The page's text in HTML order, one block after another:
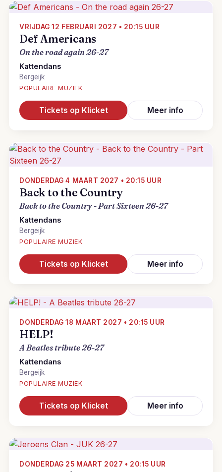
VRIJDAG 12 FEBRUARI 2027 • 20:15 UUR
Def Americans
On the road again 26-27
Kattendans
Bergeijk
POPULAIRE MUZIEK
Tickets op Klicket Meer info
DONDERDAG 4 MAART 2027 • 20:15 UUR
Back to the Country
Back to the Country - Part Sixteen 26-27
Kattendans
Bergeijk
POPULAIRE MUZIEK
Tickets op Klicket Meer info
DONDERDAG 18 MAART 2027 • 20:15 UUR
HELP!
A Beatles tribute 26-27
Kattendans
Bergeijk
POPULAIRE MUZIEK
Tickets op Klicket Meer info
DONDERDAG 25 MAART 2027 • 20:15 UUR